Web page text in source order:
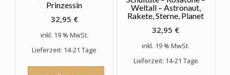
Prinzessin
32,95 €
inkl. 19 % MwSt.
Lieferzeit: 14-21 Tage
Weltall – Astronaut,
Rakete, Sterne, Planet
32,95 €
inkl. 19 % MwSt.
Lieferzeit: 14-21 Tage